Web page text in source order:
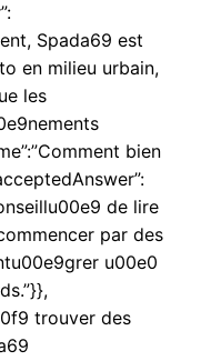
Spada69 est
en milieu urbain,
les
bien
de lire
par des
u00e0
trouver des